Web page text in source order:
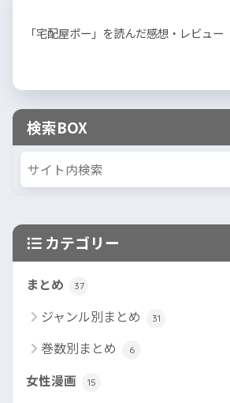
「宅配屋ポー」を読んだ感想・レビュー
検索BOX
カテゴリー
まとめ 37
ジャンル別まとめ 31
巻数別まとめ 6
女性漫画 15